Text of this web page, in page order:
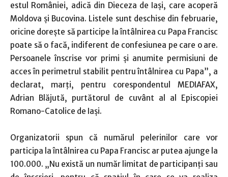
estul României, adică din Dieceza de Iaşi, care acoperă
Moldova şi Bucovina. Listele sunt deschise din februarie,
oricine doreşte să participe la întâlnirea cu Papa Francisc
poate să o facă, indiferent de confesiunea pe care o are.
Persoanele înscrise vor primi şi anumite permisiuni de
acces în perimetrul stabilit pentru întâlnirea cu Papa”, a
declarat, marţi, pentru corespondentul MEDIAFAX,
Adrian Blăjută, purtătorul de cuvânt al al Episcopiei
Romano-Catolice de Iaşi.
Organizatorii spun că numărul pelerinilor care vor
participa la întâlnirea cu Papa Francisc ar putea ajunge la
100.000. „Nu există un număr limitat de participanţi sau